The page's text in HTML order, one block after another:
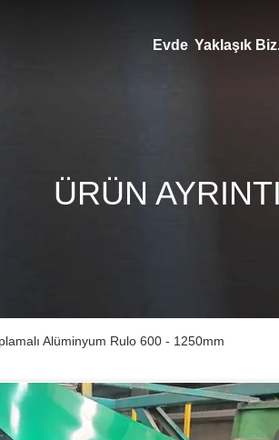
Evde Yaklaşık
ÜRÜN
Alüminyum Rulo 600 - 1250mm